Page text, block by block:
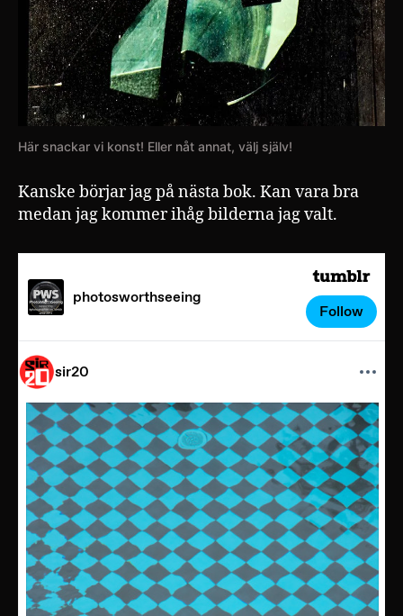
Här snackar vi konst! Eller nåt annat, välj själv!
Kanske börjar jag på nästa bok. Kan vara bra
medan jag kommer ihåg bilderna jag valt.